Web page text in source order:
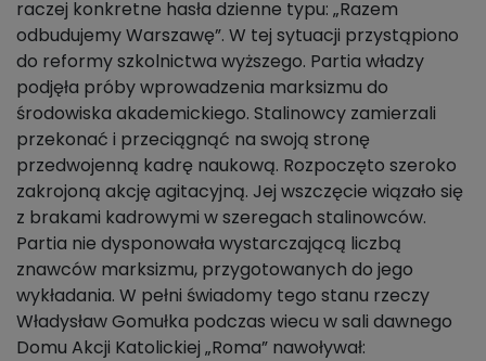
raczej konkretne hasła dzienne typu: „Razem
odbudujemy Warszawę”. W tej sytuacji przystąpiono
do reformy szkolnictwa wyższego. Partia władzy
podjęła próby wprowadzenia marksizmu do
środowiska akademickiego. Stalinowcy zamierzali
przekonać i przeciągnąć na swoją stronę
przedwojenną kadrę naukową. Rozpoczęto szeroko
zakrojoną akcję agitacyjną. Jej wszczęcie wiązało się
z brakami kadrowymi w szeregach stalinowców.
Partia nie dysponowała wystarczającą liczbą
znawców marksizmu, przygotowanych do jego
wykładania. W pełni świadomy tego stanu rzeczy
Władysław Gomułka podczas wiecu w sali dawnego
Domu Akcji Katolickiej „Roma” nawoływał: